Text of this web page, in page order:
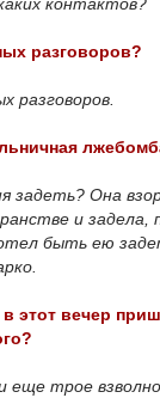
контактов?
разговоров?
разговоров.
задеть? Она
и задела,
быть ею
этот вечер
еще трое